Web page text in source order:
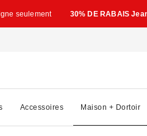
seulement 30% DE RABAIS
Accessoires Maison + Dortoir